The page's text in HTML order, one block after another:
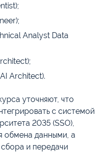
Analyst Data
Architect).
уточняют, что
с системой
2035 (SSO),
обмена данными, а
и передачи